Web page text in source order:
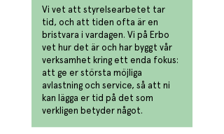
Vi vet att styrelsearbetet tar
tid, och att tiden ofta är en
bristvara i vardagen. Vi på Erbo
vet hur det är och har byggt vår
verksamhet kring ett enda fokus:
att ge er största möjliga
avlastning och service, så att ni
kan lägga er tid på det som
verkligen betyder något.